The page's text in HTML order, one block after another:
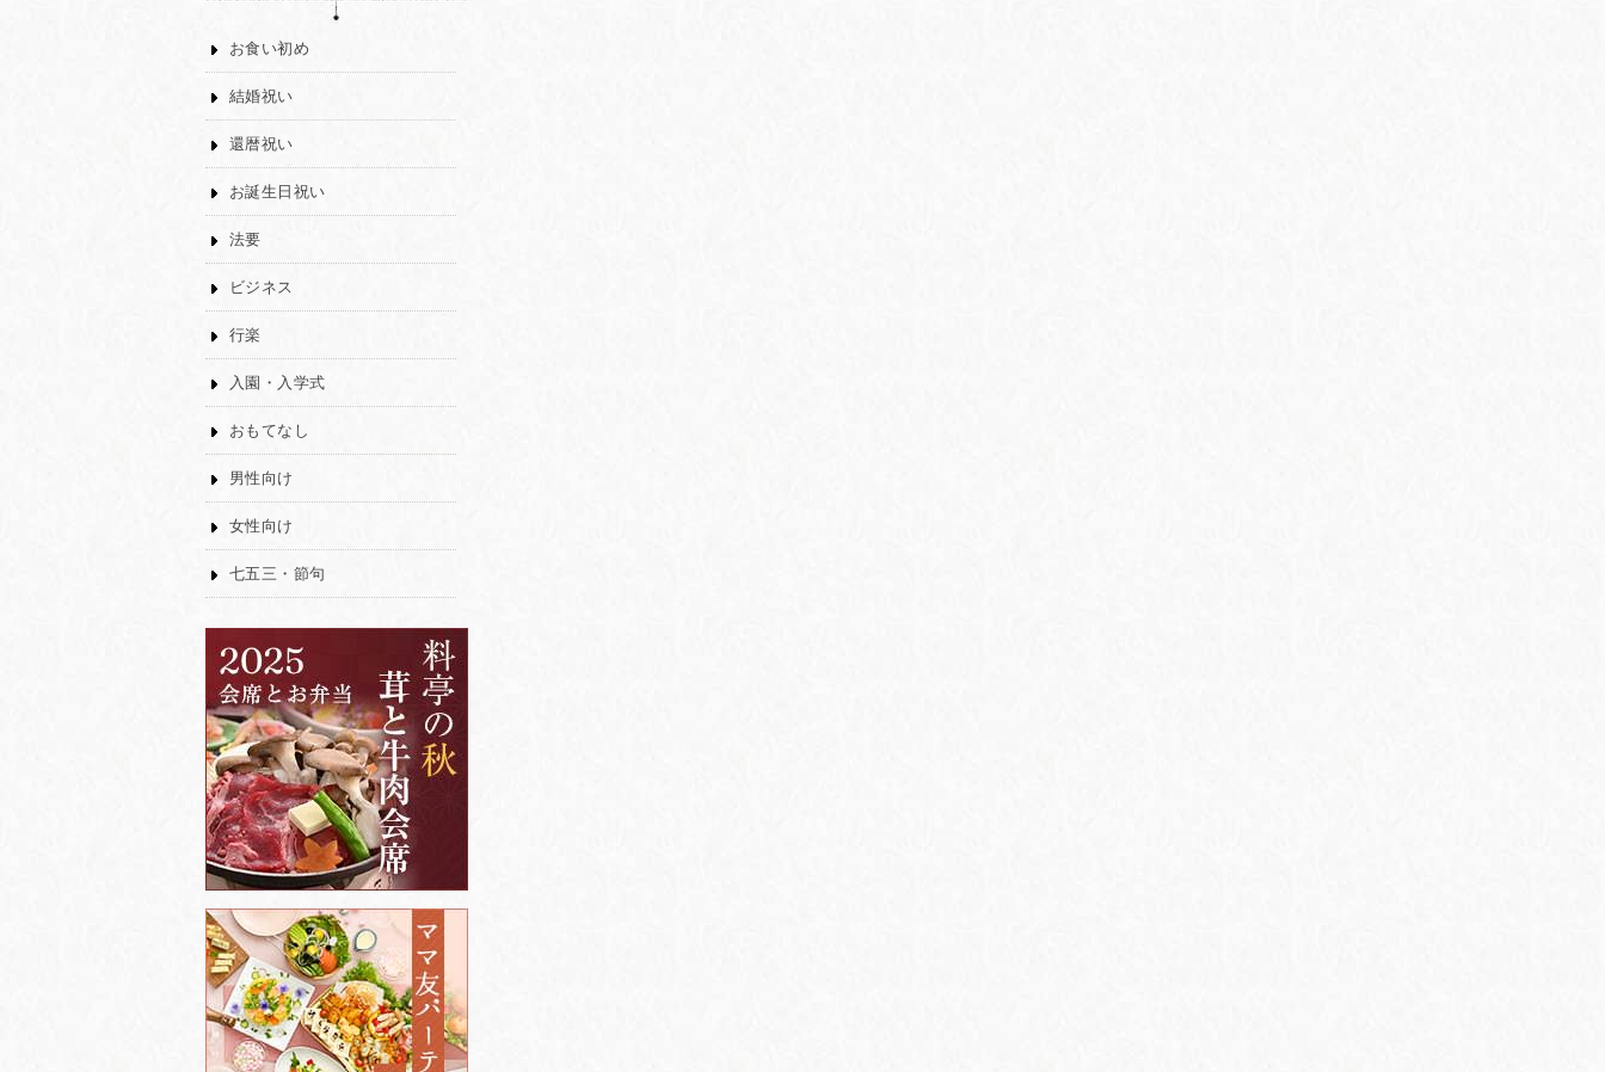
お食い初め
結婚祝い
還暦祝い
お誕生日祝い
法要
ビジネス
行楽
入園・入学式
おもてなし
男性向け
女性向け
七五三・節句